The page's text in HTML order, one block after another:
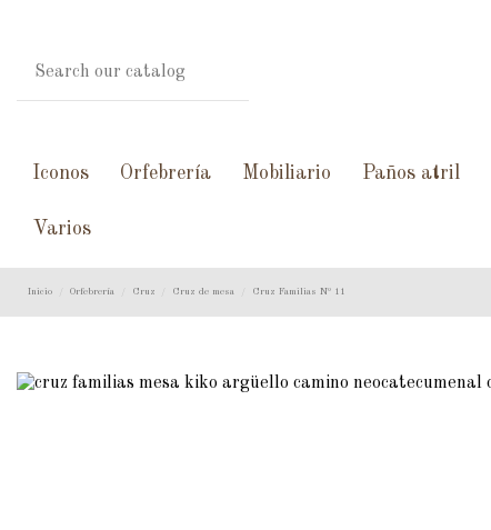
Iconos Orfebrería Mobiliario Paños atril
Varios
Inicio Orfebrería Cruz Cruz de mesa Cruz Familias Nº 11